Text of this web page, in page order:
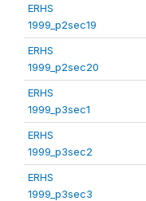
ERHS
1999_p2sec19
ERHS
1999_p2sec20
ERHS
1999_p3sec1
ERHS
1999_p3sec2
ERHS
1999_p3sec3